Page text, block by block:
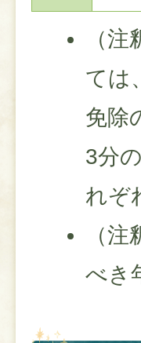
（
ては
免除
3分
れぞ
（
べき